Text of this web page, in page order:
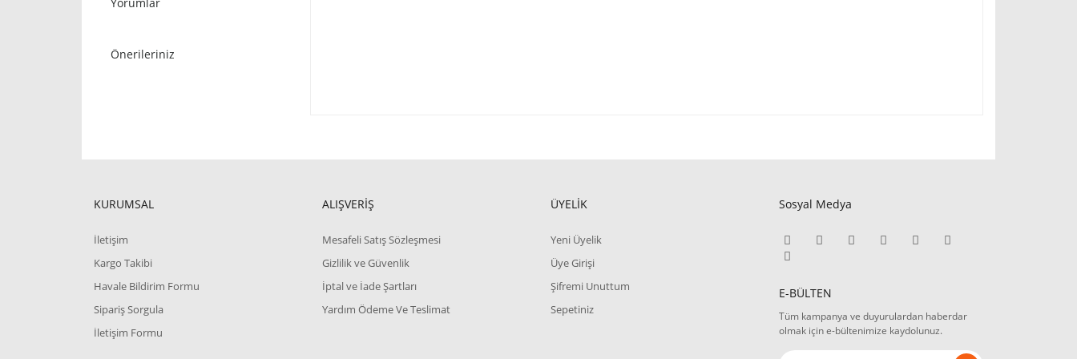
Önerileriniz
KURUMSAL
İletişim
Kargo Takibi
Havale Bildirim Formu
Sipariş Sorgula
İletişim Formu
ALIŞVERİŞ
Mesafeli Satış Sözleşmesi
Gizlilik ve Güvenlik
İptal ve İade Şartları
Yardım Ödeme Ve Teslimat
ÜYELİK
Yeni Üyelik
Üye Girişi
Şifremi Unuttum
Sepetiniz
Sosyal Medya
E-BÜLTEN
Tüm kampanya ve duyurulardan haberdar
olmak için e-bültenimize kaydolunuz.